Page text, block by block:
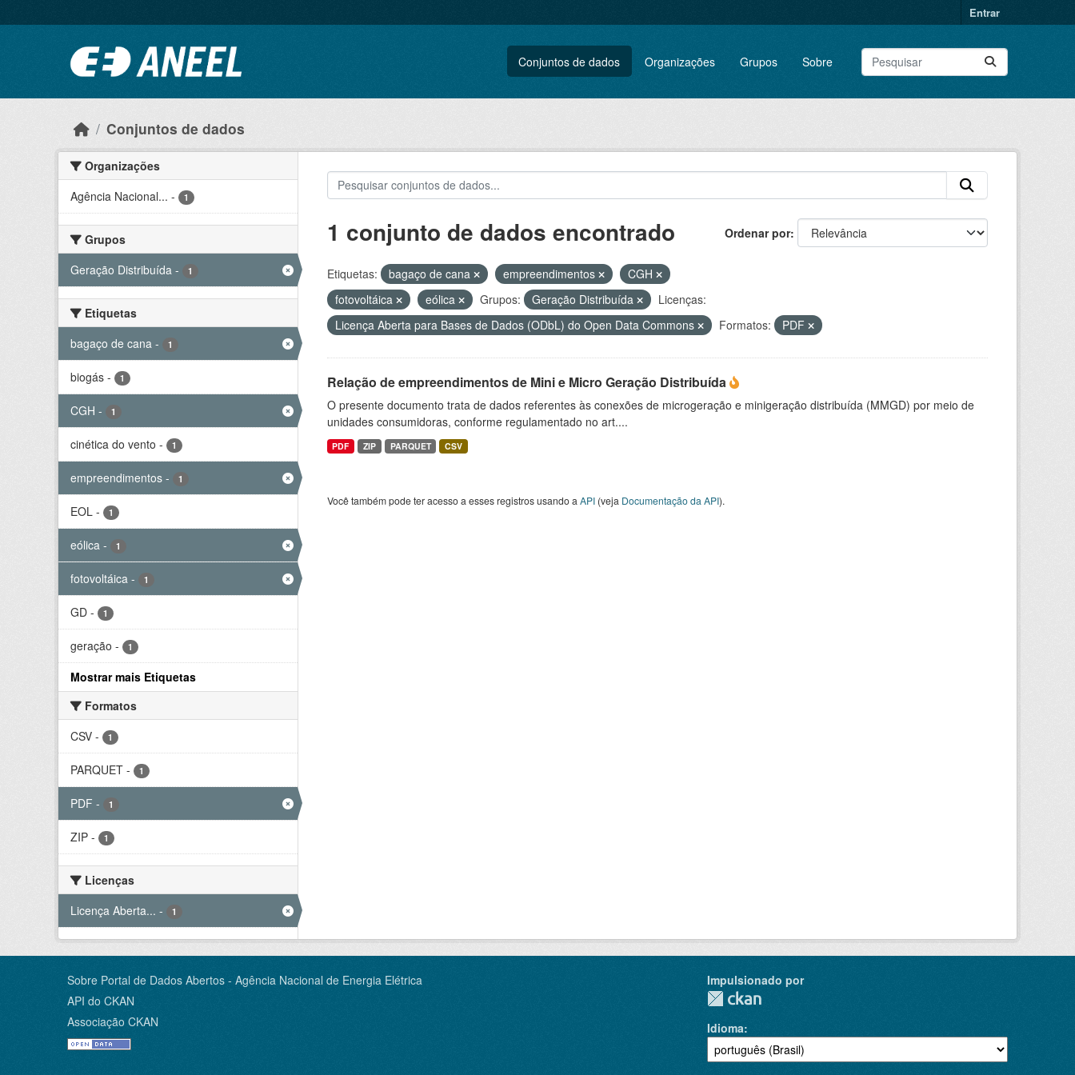
Entrar
Conjuntos de dados Organizações Grupos Sobre
Conjuntos de dados
Organizações
Agência Nacional... - 1
Grupos
Geração Distribuída - 1
Etiquetas
bagaço de cana - 1
biogás - 1
CGH - 1
cinética do vento - 1
empreendimentos - 1
EOL - 1
eólica - 1
fotovoltáica - 1
GD - 1
geração - 1
Mostrar mais Etiquetas
Formatos
CSV - 1
PARQUET - 1
PDF - 1
ZIP - 1
Licenças
Licença Aberta... - 1
Ordenar por
1 conjunto de dados encontrado
Etiquetas: bagaço de cana empreendimentos
CGH
fotovoltáica
eólica Grupos: Geração Distribuída
Licenças:
Licença Aberta para Bases de Dados (ODbL) do Open Data Commons
Formatos: PDF
Relação de empreendimentos de Mini e Micro Geração Distribuída
O presente documento trata de dados referentes às conexões de microgeração e minigeração distribuída (MMGD) por meio de
unidades consumidoras, conforme regulamentado no art....
PDF ZIP PARQUET CSV
Você também pode ter acesso a esses registros usando a API(veja Documentação da API).
Sobre Portal de Dados Abertos - Agência Nacional de Energia Elétrica
API do CKAN
Associação CKAN
Impulsionado por
Idioma